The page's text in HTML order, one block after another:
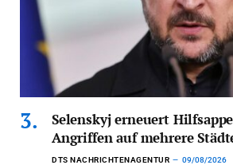
Selenskyj erneuert
Angriffen auf mehrere
DTS NACHRICHTENAGENTUR 09/08/2026